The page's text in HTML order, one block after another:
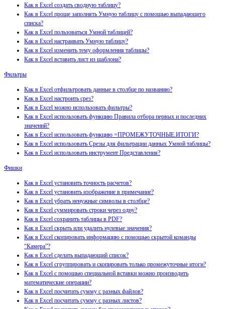
Как в Excel создать сводную таблицу?
Как в Excel проще заполнять Умную таблицу с помощью выпадающего
списка?
Как в Excel пользоваться Умной таблицей?
Как в Excel настраивать Умную таблицу?
Как в Excel изменить тему оформления таблицы?
Как в Excel вставить лист из шаблона?
Фильтры
Как в Excel отфильтровать данные в столбце по названию?
Как в Excel настроить срез?
Как в Excel можно использовать фильтры?
Как в Excel использовать функцию Правила отбора первых и последних
значений?
Как в Excel использовать функцию =ПРОМЕЖУТОЧНЫЕ.ИТОГИ?
Как в Excel использовать Срезы для фильтрации данных Умной таблицы?
Как в Excel использовать инструмент Представления?
Фишки
Как в Excel установить точность расчетов?
Как в Excel установить изображение в примечание?
Как в Excel убрать ненужные символы в столбце?
Как в Excel суммировать строки через одну?
Как в Excel сохранить таблицы в PDF?
Как в Excel скрыть или удалить нулевые значения?
Как в Excel скопировать информацию с помощью скрытой команды
“Камера”?
Как в Excel сделать выпадающий список?
Как в Excel сгруппировать и скопировать только промежуточные итоги?
Как в Excel с помощью специальной вставки можно производить
математические операции?
Как в Excel посчитать сумму с разных файлов?
Как в Excel посчитать сумму с разных листов?